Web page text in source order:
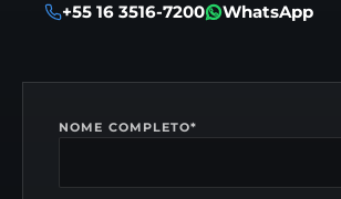
+55 16 3516-7200 WhatsApp
NOME COMPLETO*